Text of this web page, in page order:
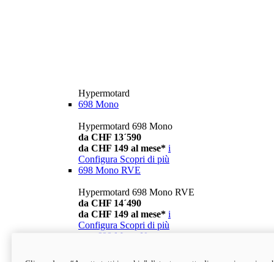
Hypermotard
698 Mono
Hypermotard 698 Mono
da CHF 13´590
da CHF 149 al mese* i
Configura Scopri di più
698 Mono RVE
Hypermotard 698 Mono RVE
da CHF 14´490
da CHF 149 al mese* i
Configura Scopri di più
698 Mono Nera
Hypermotard 698 Mono Nera